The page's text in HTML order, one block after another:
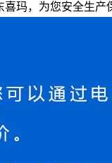
玛，为您安全生产